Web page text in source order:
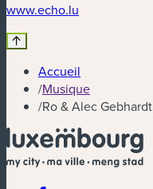
www.echo.lu
Accueil
/Musique
/Ro & Alec Gebhardt